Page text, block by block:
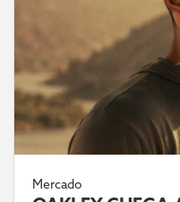
Mercado